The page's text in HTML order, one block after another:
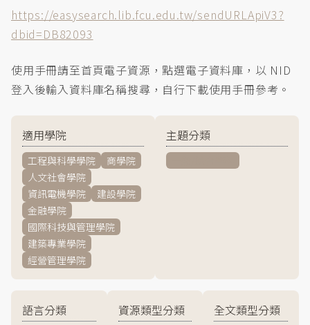
https://easysearch.lib.fcu.edu.tw/sendURLApiV3?
dbid=DB82093
使用手冊請至首頁電子資源，點選電子資料庫，以 NID
登入後輸入資料庫名稱搜尋，自行下載使用手冊參考。
適用學院
工程與科學學院
商學院
人文社會學院
資訊電機學院
建設學院
金融學院
國際科技與管理學院
建築專業學院
經營管理學院
主題分類
語言分類 資源類型分類
全文類型分類